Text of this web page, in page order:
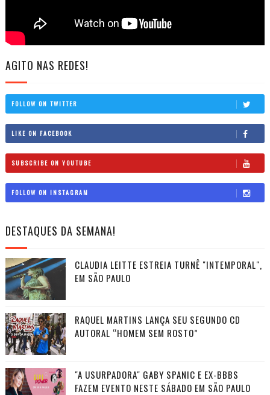
AGITO NAS REDES!
FOLLOW ON TWITTER
LIKE ON FACEBOOK
SUBSCRIBE ON YOUTUBE
FOLLOW ON INSTAGRAM
DESTAQUES DA SEMANA!
CLAUDIA LEITTE ESTREIA TURNÊ "INTEMPORAL",
EM SÃO PAULO
RAQUEL MARTINS LANÇA SEU SEGUNDO CD
AUTORAL “HOMEM SEM ROSTO”
"A USURPADORA" GABY SPANIC E EX-BBBS
FAZEM EVENTO NESTE SÁBADO EM SÃO PAULO